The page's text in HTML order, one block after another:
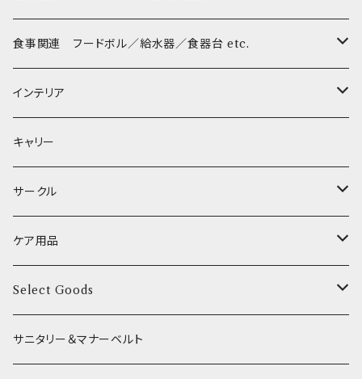
XSサイズ(テープ幅1.0cm) _ ハーネス&リードセット
XSサイズ(テープ幅1.0cm) _ 首輪
小型犬用 _ 幅1.5cm
ライト
etc.
ラテックスTOY
デンタル
etc.
BITE ME
Bonpuchi
ジャーキー
和菓子
愛犬の健康おやつ
POCHETINO
etc.
季節限定 お正月
季節限定 バレンタイン&ホワイトデー
季節限定 夏
季節限定 ハロウィン
涙やけ対策
健康維持
食糞防止
食事関連 フードボル／給水器／食器台 etc.
フードボウル
給水器
食器台
インテリア
カドラー／ベッド
トイレ
キャリー
サークル
サークル
サークルカバー
ケア用品
ブラシ類
デンタルケア
Select Goods
Bichon Frise
サニタリー＆マナーベルト